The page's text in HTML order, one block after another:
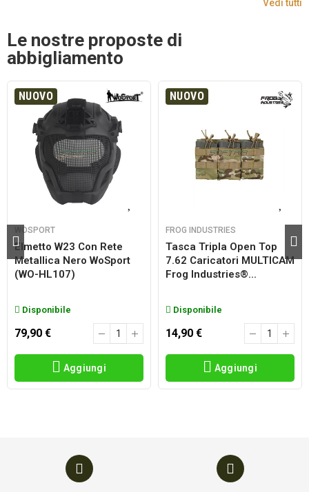
Vedi tutti
Le nostre proposte di
abbigliamento
NUOVO
WOSPORT
Elmetto W23 Con Rete
Metallica Nero WoSport
(WO-HL107)
Disponibile
79,90 €
Aggiungi
NUOVO
FROG INDUSTRIES
Tasca Tripla Open Top
7.62 Caricatori MULTICAM
Frog Industries®...
Disponibile
14,90 €
Aggiungi